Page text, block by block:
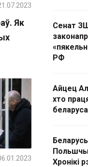
Як
Сенат
РФ
Айцец
хто
Польшчы
Хронікі